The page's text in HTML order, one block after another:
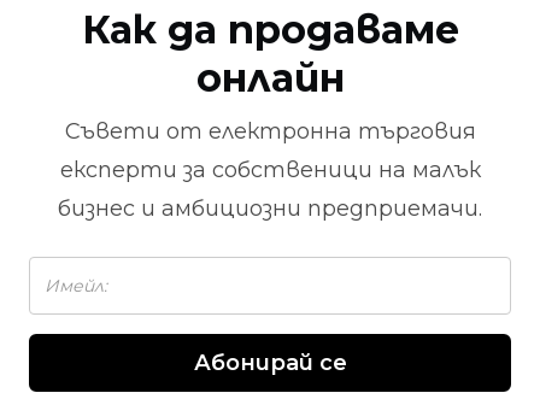
Как да продаваме
онлайн
Съвети от електронна търговия
експерти за собственици на малък
бизнес и амбициозни предприемачи.
Абонирай се